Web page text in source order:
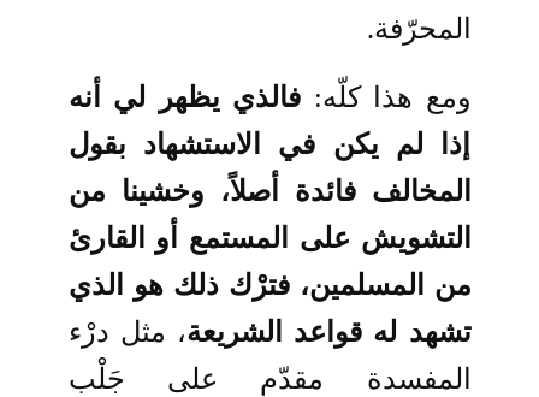
المحرّفة.
ومع هذا كلّه: فالذي يظهر لي أنه
إذا لم يكن في الاستشهاد بقول
المخالف فائدة أصلاً، وخشينا من
التشويش على المستمع أو القارئ
من المسلمين، فترْك ذلك هو الذي
تشهد له قواعد الشريعة، مثل درْء
المفسدة مقدّم على جَلْب